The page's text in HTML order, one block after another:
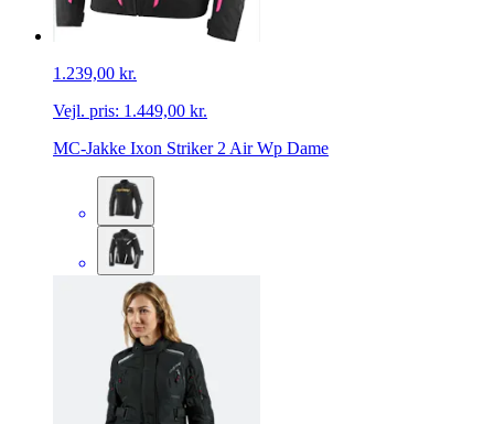
1.239,00 kr.
Vejl. pris: 1.449,00 kr.
MC-Jakke Ixon Striker 2 Air Wp Dame